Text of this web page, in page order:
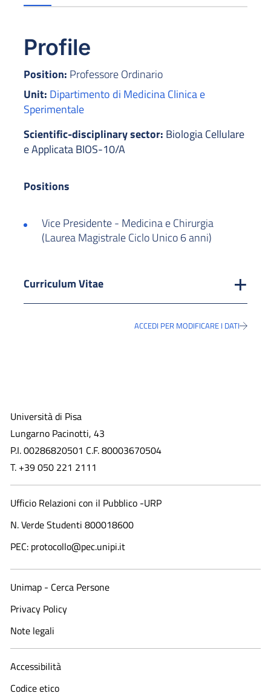
Profile
Position: Professore Ordinario
Unit: Dipartimento di Medicina Clinica e
Sperimentale
Scientific-disciplinary sector: Biologia Cellulare
e Applicata BIOS-10/A
Positions
Vice Presidente - Medicina e Chirurgia
(Laurea Magistrale Ciclo Unico 6 anni)
Curriculum Vitae
ACCEDI PER MODIFICARE I DATI
Università di Pisa
Lungarno Pacinotti, 43
P.I. 00286820501 C.F. 80003670504
T. +39 050 221 2111
Ufficio Relazioni con il Pubblico -URP
N. Verde Studenti 800018600​
PEC: protocollo@pec.unipi.it
Unimap - Cerca Persone
Privacy Policy
Note legali
Accessibilità
Codice etico